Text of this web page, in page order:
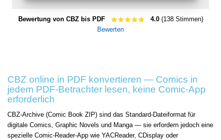
Bewertung von CBZ bis PDF 4.0(138 Stimmen)
Bewerten
CBZ online in PDF konvertieren — Comics in
jedem PDF-Betrachter lesen, keine Comic-App
erforderlich
CBZ-Archive (Comic Book ZIP) sind das Standard-Dateiformat für
digitale Comics, Graphic Novels und Manga — sie erfordern jedoch eine
spezielle Comic-Reader-App wie YACReader, CDisplay oder